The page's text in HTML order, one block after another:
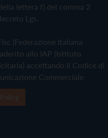
lettera f) del comma 2
Lgs.
(Federazione Italiana
allo IAP (Istituto
accettando il Codice di
Commerciale